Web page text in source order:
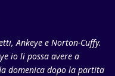
Ankeye e Norton-Cuffy.
io li possa avere a
domenica dopo la partita